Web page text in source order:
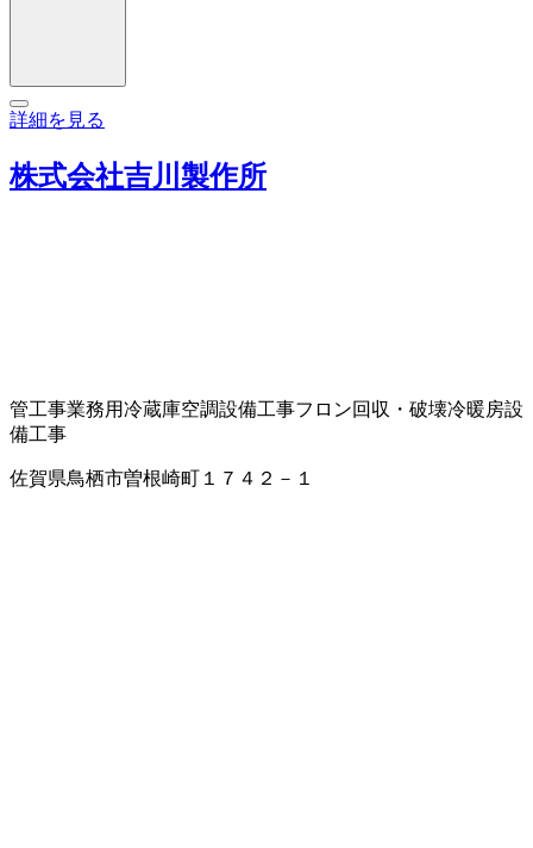
詳細を見る
株式会社吉川製作所
管工事業務用冷蔵庫空調設備工事フロン回収・破壊冷暖房設
備工事
佐賀県鳥栖市曽根崎町１７４２－１